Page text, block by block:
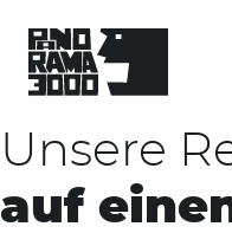
content
Unsere
auf